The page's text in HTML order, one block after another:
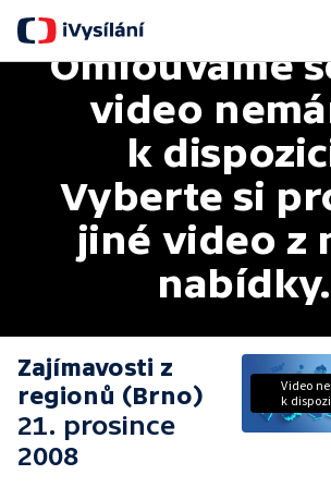
Omlouváme
video
k
Vyberte si
jiné video z
nabídky.
Zajímavosti z
regionů (Brno)
21. prosince
2008
Video
k